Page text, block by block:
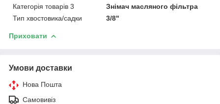
Категорія товарів 3
Знімач масляного фільтра
Тип хвостовика/садки
3/8"
Приховати
Умови доставки
Нова Пошта
Самовивіз